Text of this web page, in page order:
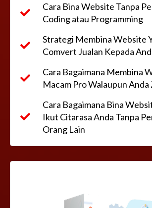
Cara Bina Website Tanpa
Coding atau Programming
Strategi Membina Website
Comvert Jualan Kepada
Cara Bagaimana Membina
Macam Pro Walaupun
Cara Bagaimana Bina
Ikut Citarasa Anda Tanpa
Orang Lain